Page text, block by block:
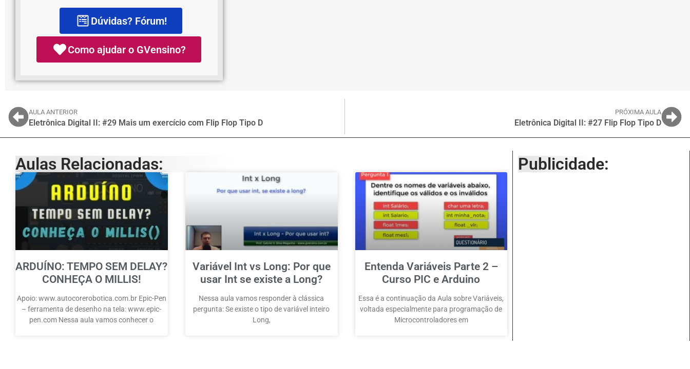
Dúvidas? Fórum!
Como ajudar o GVensino?
AULA ANTERIOR
Eletrônica Digital II: #29 Mais um exercício com Flip Flop Tipo D
PRÓXIMA AULA
Eletrônica Digital II: #27 Flip Flop Tipo D
Aulas Relacionadas:
ARDUÍNO: TEMPO SEM DELAY?
CONHEÇA O MILLIS!
Apoio: www.autocorerobotica.com.br Epic-Pen
– ferramenta de desenho na tela: www.epic-
pen.com Nessa aula vamos conhecer o
Variável Int vs Long: Por que
usar Int se existe a Long?
Nessa aula vamos responder à clássica
pergunta: Se existe o tipo de variável inteiro
Long,
Entenda Variáveis Parte 2 –
Curso PIC e Arduino
Essa é a continuação da Aula sobre Variáveis,
voltada especialmente para programação de
Microcontroladores em
Publicidade: